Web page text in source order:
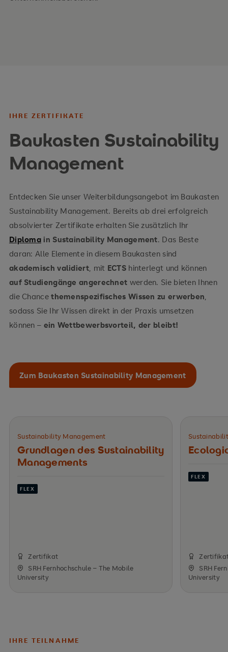
Ihre Vorteile
CSR/ESG
Operative Umsetzung
Branchen- und Unternehmensbeispiele
IHRE ZERTIFIKATE
Baukasten Sustainability
Management
Entdecken Sie unser Weiterbildungsangebot im Baukasten
Sustainability Management. Bereits ab drei erfolgreich
absolvierter Zertifikate erhalten Sie zusätzlich Ihr
Diploma in Sustainability Management. Das Beste
daran: Alle Elemente in diesem Baukasten sind
akademisch validiert, mit ECTS hinterlegt und können
auf Studiengänge angerechnet werden. Sie bieten Ihnen
die Chancethemenspezifisches Wissen zu erwerben,
sodass Sie Ihr Wissen direkt in der Praxis umsetzen
können – ein Wettbewerbsvorteil, der bleibt!
Zum Baukasten Sustainability Management
Sustainability Management
Grundlagen des ­Sustainability
Managements
FLEX
Zertifikat
SRH Fernhochschule – The Mobile
University
FLEX
SRH
University
IHRE TEILNAHME